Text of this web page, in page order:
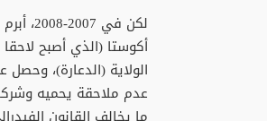
لكن
أكوستا (الذي أصبح
عدم ملاحقة يحميه